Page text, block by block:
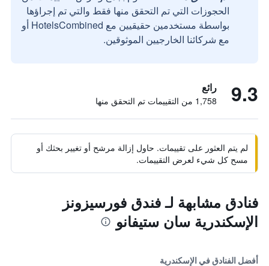
الحجوزات التي تم التحقق منها فقط والتي تم إجراؤها
بواسطة مستخدمين حقيقيين مع HotelsCombined أو
مع شركائنا الخارجيين الموثوقين.
9.3 رائع
1,758 من التقييمات تم التحقق منها
لم يتم العثور على تقييمات. حاول إزالة مرشح أو تغيير بحثك أو
مسح كل شيء لعرض التقييمات.
فنادق مشابهة لـ فندق فورسيزونز
الإسكندرية سان ستيفانو
أفضل الفنادق في الإسكندرية